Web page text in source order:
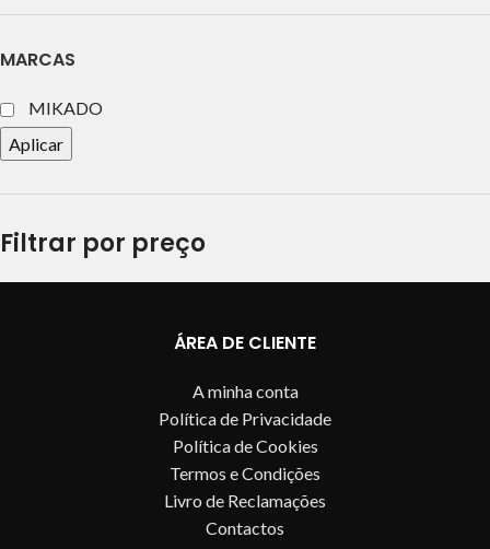
MARCAS
MIKADO
Aplicar
Filtrar por preço
ÁREA DE CLIENTE
A minha conta
Política de Privacidade
Política de Cookies
Termos e Condições
Livro de Reclamações
Contactos